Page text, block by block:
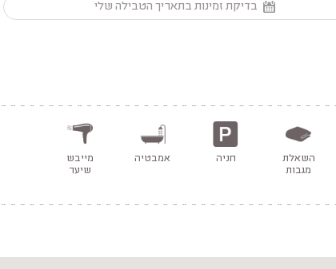
בדיקת זמינות בתאריך הטבילה שלי
השאלת
מגבות
חניה אמבטיה
מייבש
שיער